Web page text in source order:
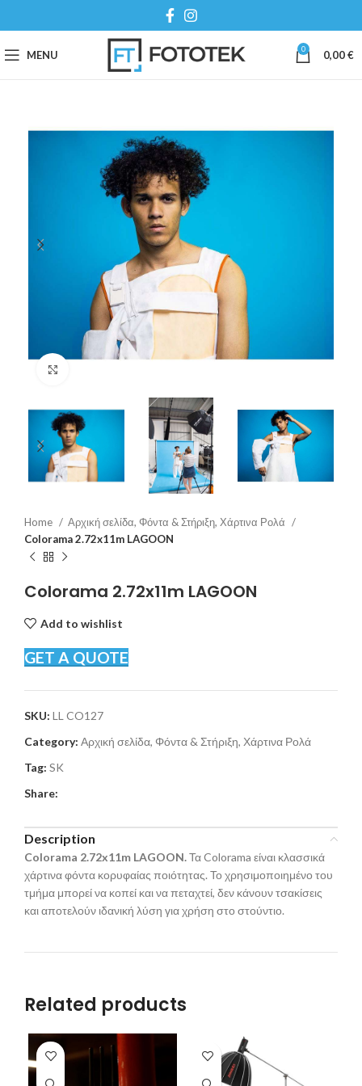
MENU 0 0,00€
Home
Αρχική σελίδα, Φόντα & Στήριξη, Χάρτινα Ρολά
Colorama 2.72x11m LAGOON
Colorama 2.72x11m LAGOON
Add to wishlist
GET A QUOTE
SKU: LL CO127
Category: Αρχική σελίδα, Φόντα & Στήριξη, Χάρτινα Ρολά
Tag: SK
Share:
Description
Colorama 2.72x11m LAGOON.Τα Colorama είναι κλασσικά
χάρτινα φόντα κορυφαίας ποιότητας. Το χρησιμοποιημένο του
τμήμα μπορεί να κοπεί και να πεταχτεί, δεν κάνουν τσακίσεις
και αποτελούν ιδανική λύση για χρήση στο στούντιο.
Related products